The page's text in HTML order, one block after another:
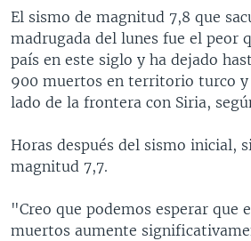
El sismo de magnitud 7,8 que
madrugada del lunes fue el peor
país en este siglo y ha dejado
900 muertos en territorio turco y
lado de la frontera con Siria,
Horas después del sismo inicial,
magnitud 7,7.
"Creo que podemos esperar que
muertos aumente